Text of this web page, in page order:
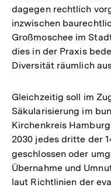
dagegen rechtlich
inzwischen
Großmoschee im
dies in der Praxis
Diversität räumlich
Gleichzeitig soll im
Säkularisierung im
Kirchenkreis
2030 jedes dritte der
geschlossen oder
Übernahme und
laut Richtlinien der